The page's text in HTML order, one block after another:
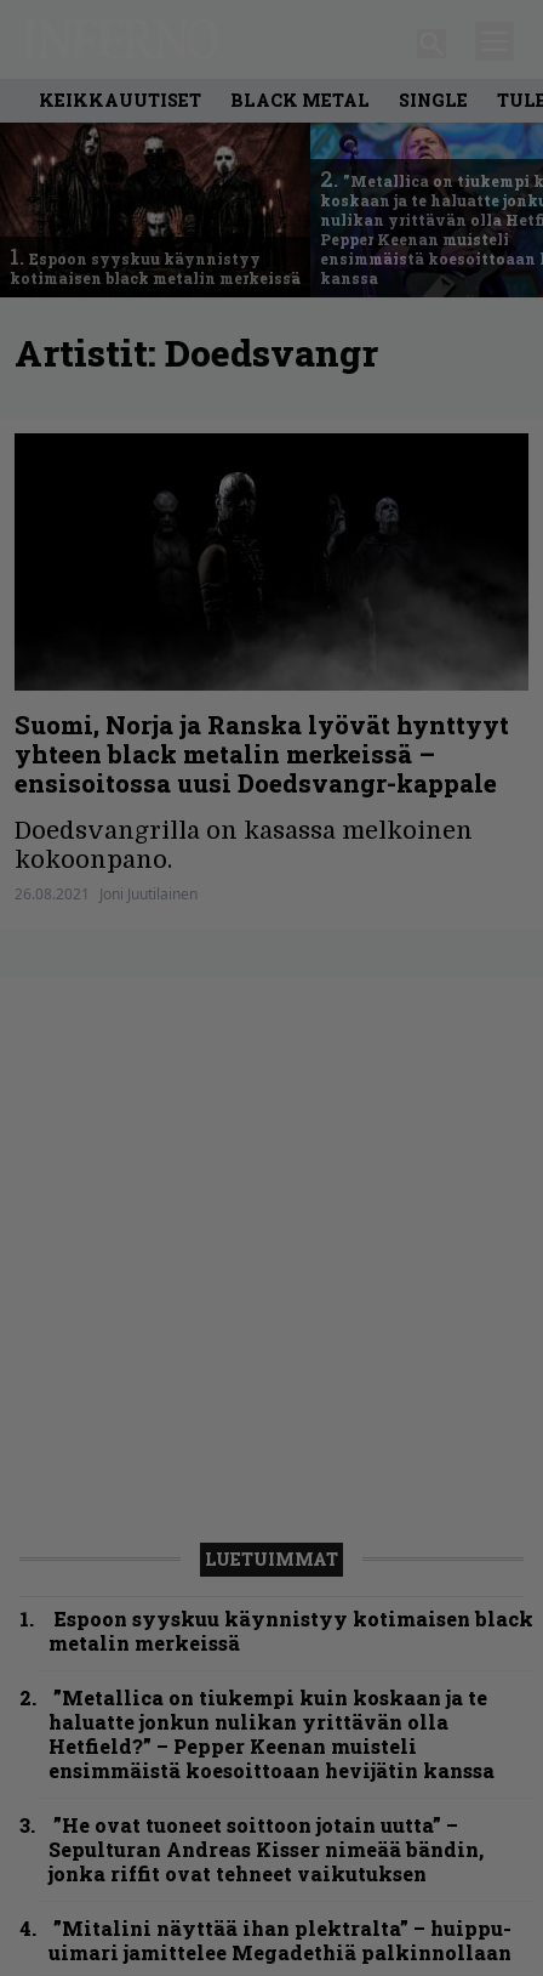
KEIKKAUUTISET BLACK METAL SINGLE
1. Espoon syyskuu käynnistyy
kotimaisen black metalin merkeissä
2. ”Metallica on tiukempi
koskaan ja te haluatte
nulikan yrittävän olla
Pepper Keenan muisteli
ensimmäistä
kanssa
Artistit: Doedsvangr
Suomi, Norja ja Ranska lyövät hynttyyt
yhteen black metalin merkeissä –
ensisoitossa uusi Doedsvangr-kappale
Doedsvangrilla on kasassa melkoinen
kokoonpano.
26.08.2021 Joni Juutilainen
LUETUIMMAT
Espoon syyskuu käynnistyy kotimaisen black
metalin merkeissä
”Metallica on tiukempi kuin koskaan ja te
haluatte jonkun nulikan yrittävän olla
Hetfield?” – Pepper Keenan muisteli
ensimmäistä koesoittoaan hevijätin kanssa
”He ovat tuoneet soittoon jotain uutta” –
Sepulturan Andreas Kisser nimeää bändin,
jonka riffit ovat tehneet vaikutuksen
”Mitalini näyttää ihan plektralta” – huippu-
uimari jamittelee Megadethiä palkinnollaan